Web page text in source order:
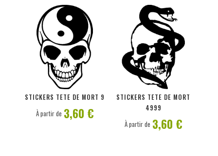
STICKERS TETE DE MORT 9
PERSONNALISER
À partir de 3,60 €
STICKERS TETE DE MORT
4999
PERSONNALISER
À partir de 3,60 €